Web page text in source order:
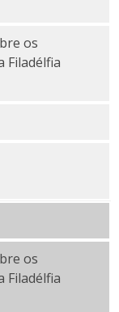
os
Filadélfia
os
Filadélfia